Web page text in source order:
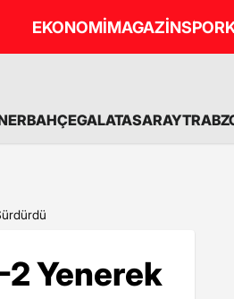
EKONOMİMAGAZİNSPOR
GALATASARAY
Yenerek